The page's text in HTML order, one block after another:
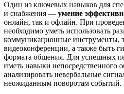
Один из ключевых навыков для
и снабжения — умение
онлайн, так и офлайн. При
необходимо уметь использовать
коммуникационные инструменты,
видеоконференции, а также быть
формата общения. Для успешных
иметь навыки непосредственного
анализировать невербальные
неожиданным поворотам событий.